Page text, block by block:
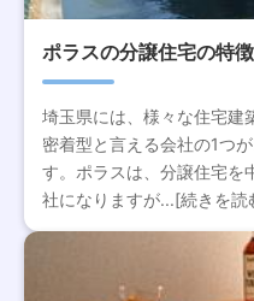
ポラスの分譲住宅の特
埼玉県には、様々な住宅建
密着型と言える会社の1つ
す。ポラスは、分譲住宅を
社になりますが...[続きを読